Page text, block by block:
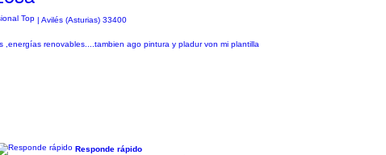
| Avilés (Asturias) 33400
renovables....tambien ago pintura y pladur von mi plantilla
Responde rápido